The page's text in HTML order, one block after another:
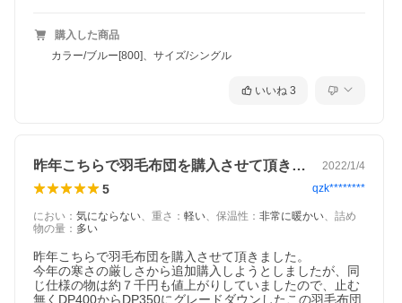
厳選ダウン使用
西川厳選ダウン90％
しっかり厳選されたダウン90％を使用しています。
購入した商品
カラー/ブルー[800]、サイズ/シングル
いいね 3
昨年こちらで羽毛布団を購入させて頂きま… 2022/1/4
5 qzk********
におい ： 気にならない、 重さ ： 軽い、 保温性 ： 非常に暖かい、 詰め
物の量 ： 多い
昨年こちらで羽毛布団を購入させて頂きました。
今年の寒さの厳しさから追加購入しようとしましたが、同
じ仕様の物は約７千円も値上がりしていましたので、止む
無くDP400からDP350にグレードダウンしたこの羽毛布団